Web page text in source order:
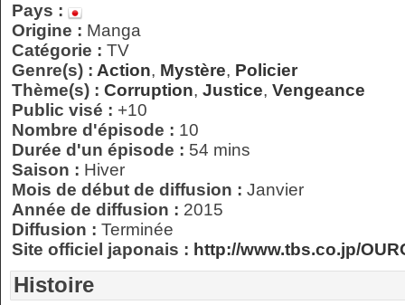
Pays :
Origine : Manga
Catégorie : TV
Genre(s) : Action, Mystère, Policier
Thème(s) : Corruption, Justice, Vengeance
Public visé : +10
Nombre d'épisode : 10
Durée d'un épisode : 54 mins
Saison : Hiver
Mois de début de diffusion : Janvier
Année de diffusion : 2015
Diffusion : Terminée
Site officiel japonais : http://www.tbs.co.jp/
Histoire